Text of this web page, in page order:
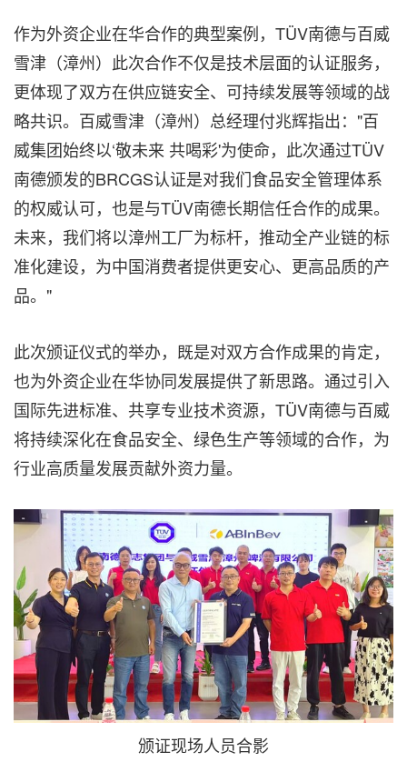
作为外资企业在华合作的典型案例，TÜV南德与百威
雪津（漳州）此次合作不仅是技术层面的认证服务，
更体现了双方在供应链安全、可持续发展等领域的战
略共识。百威雪津（漳州）总经理付兆辉指出："百
威集团始终以‘敬未来 共喝彩'为使命，此次通过TÜV
南德颁发的BRCGS认证是对我们食品安全管理体系
的权威认可，也是与TÜV南德长期信任合作的成果。
未来，我们将以漳州工厂为标杆，推动全产业链的标
准化建设，为中国消费者提供更安心、更高品质的产
品。"
此次颁证仪式的举办，既是对双方合作成果的肯定，
也为外资企业在华协同发展提供了新思路。通过引入
国际先进标准、共享专业技术资源，TÜV南德与百威
将持续深化在食品安全、绿色生产等领域的合作，为
行业高质量发展贡献外资力量。
颁证现场人员合影